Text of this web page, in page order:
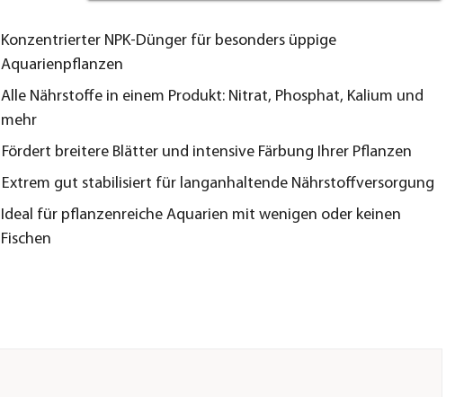
Konzentrierter NPK-Dünger für besonders üppige
Aquarienpflanzen
Alle Nährstoffe in einem Produkt: Nitrat, Phosphat, Kalium und
mehr
Fördert breitere Blätter und intensive Färbung Ihrer Pflanzen
Extrem gut stabilisiert für langanhaltende Nährstoffversorgung
Ideal für pflanzenreiche Aquarien mit wenigen oder keinen
Fischen